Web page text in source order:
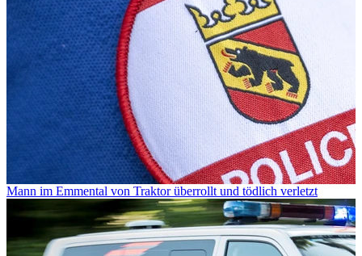
Mann im Emmental von Traktor überrollt und tödlich verletzt